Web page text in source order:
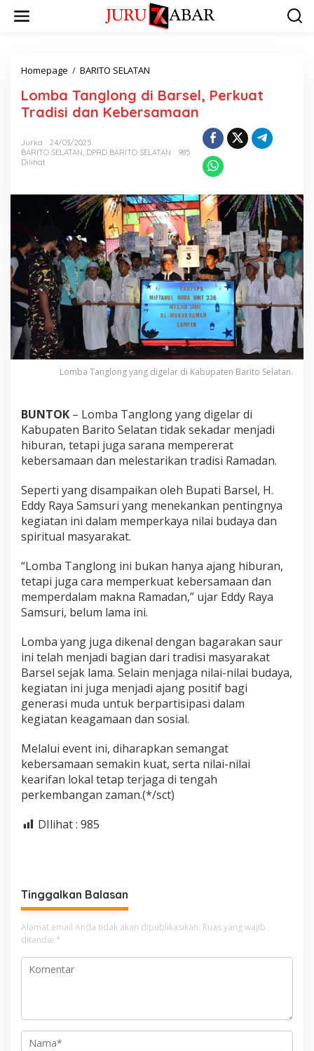
Homepage / BARITO SELATAN
Lomba Tanglong di Barsel, Perkuat
Tradisi dan Kebersamaan
Jurka
24/03/2025
BARITO SELATAN, DPRD BARITO SELATAN
985
Dilihat
Lomba Tanglong yang digelar di Kabupaten Barito Selatan.
BUNTOK – Lomba Tanglong yang digelar di
Kabupaten Barito Selatan tidak sekadar menjadi
hiburan, tetapi juga sarana mempererat
kebersamaan dan melestarikan tradisi Ramadan.
Seperti yang disampaikan oleh Bupati Barsel, H.
Eddy Raya Samsuri yang menekankan pentingnya
kegiatan ini dalam memperkaya nilai budaya dan
spiritual masyarakat.
“Lomba Tanglong ini bukan hanya ajang hiburan,
tetapi juga cara memperkuat kebersamaan dan
memperdalam makna Ramadan,” ujar Eddy Raya
Samsuri, belum lama ini.
Lomba yang juga dikenal dengan bagarakan saur
ini telah menjadi bagian dari tradisi masyarakat
Barsel sejak lama. Selain menjaga nilai-nilai budaya,
kegiatan ini juga menjadi ajang positif bagi
generasi muda untuk berpartisipasi dalam
kegiatan keagamaan dan sosial.
Melalui event ini, diharapkan semangat
kebersamaan semakin kuat, serta nilai-nilai
kearifan lokal tetap terjaga di tengah
perkembangan zaman.(*/sct)
DIlihat : 985
Tinggalkan Balasan
Alamat email Anda tidak akan dipublikasikan. Ruas yang wajib
ditandai *